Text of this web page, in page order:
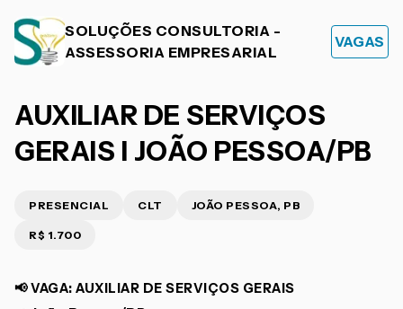
SOLUÇÕES CONSULTORIA -
ASSESSORIA EMPRESARIAL
VAGAS
AUXILIAR DE SERVIÇOS
GERAIS I JOÃO PESSOA/PB
PRESENCIAL CLT JOÃO PESSOA, PB
R$ 1.700
📢VAGA: AUXILIAR DE SERVIÇOS GERAIS